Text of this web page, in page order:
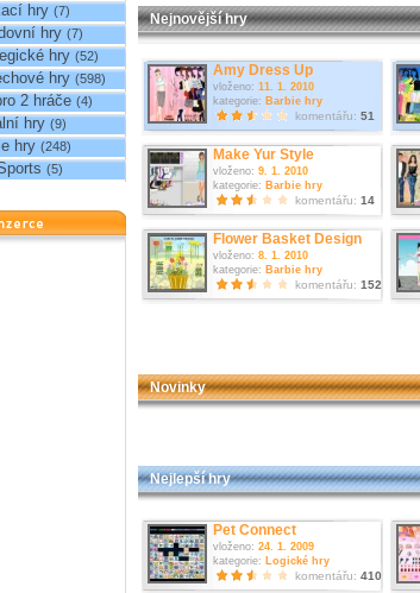
hry (7)
hry (7)
hry (52)
hry (598)
2 hráče (4)
hry (9)
hry (248)
(5)
Nejnovější hry
Amy Dress Up
vloženo: 11. 1. 2010
kategorie: Barbie hry
komentářu: 51
Make Yur Style
vloženo: 9. 1. 2010
kategorie: Barbie hry
komentářu: 14
Flower Basket Design
vloženo: 8. 1. 2010
kategorie: Barbie hry
komentářu: 152
Novinky
Nejlepší hry
Pet Connect
vloženo: 24. 1. 2009
kategorie: Logické hry
komentářu: 410